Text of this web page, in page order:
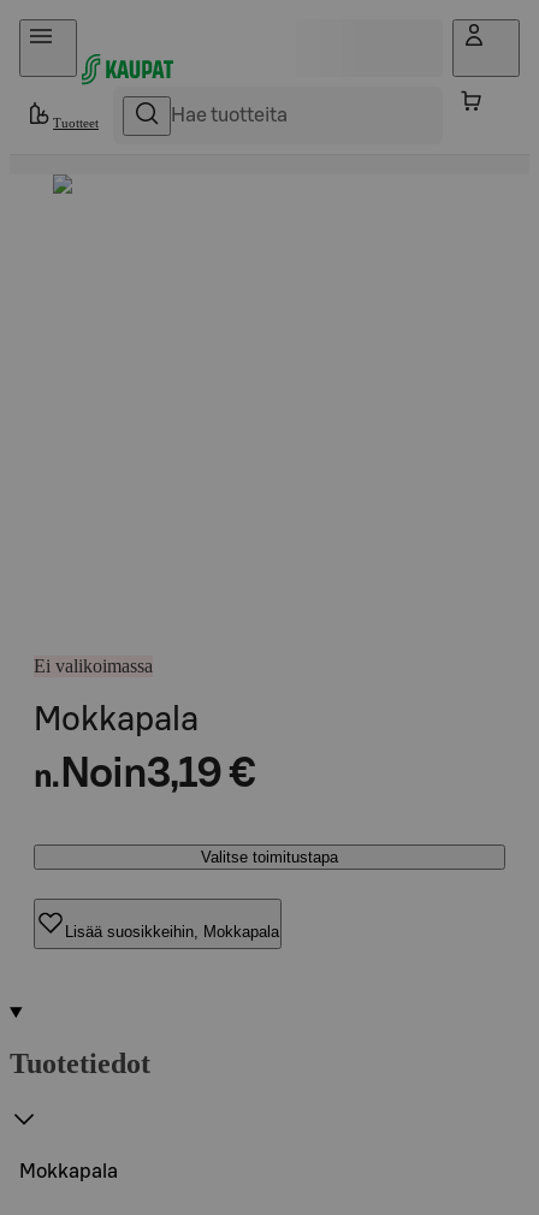
Hyppää sisältöön
Tuotteet
Ei valikoimassa
Mokkapala
n. Noin3,19 €
Valitse toimitustapa
Lisää suosikkeihin, Mokkapala
Tuotetiedot
Mokkapala